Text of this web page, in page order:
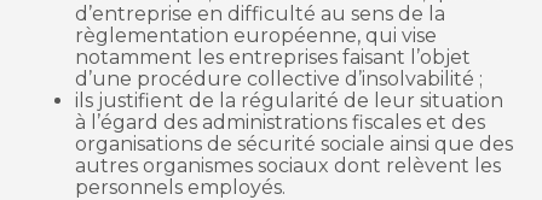
d’entreprise en difficulté au sens de la
règlementation européenne, qui vise
notamment les entreprises faisant l’objet
d’une procédure collective d’insolvabilité ;
ils justifient de la régularité de leur situation
à l’égard des administrations fiscales et des
organisations de sécurité sociale ainsi que des
autres organismes sociaux dont relèvent les
personnels employés.